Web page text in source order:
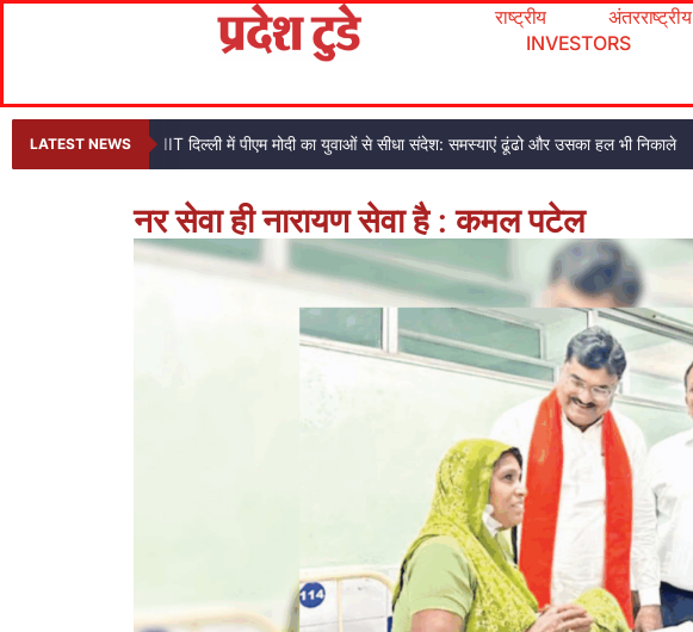
राष्ट्रीय अंतरराष्ट्रीय
INVESTORS
LATEST NEWS IIT दिल्ली में पीएम मोदी का युवाओं से सीधा संदेश: समस्याएं ढूंढो और उसका हल भी निकाले
नर सेवा ही नारायण सेवा है : कमल पटेल